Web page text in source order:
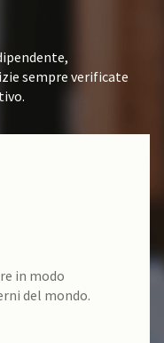
sempre verificate
in modo
del mondo.